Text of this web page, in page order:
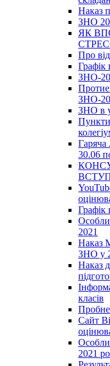
Наказ
ЗНО
ЯК
Про
ЗНО-
ЗНО-
ЗНО в
30.06
2021
Наказ
ЗНО у
Наказ
класів
Сайт
2021